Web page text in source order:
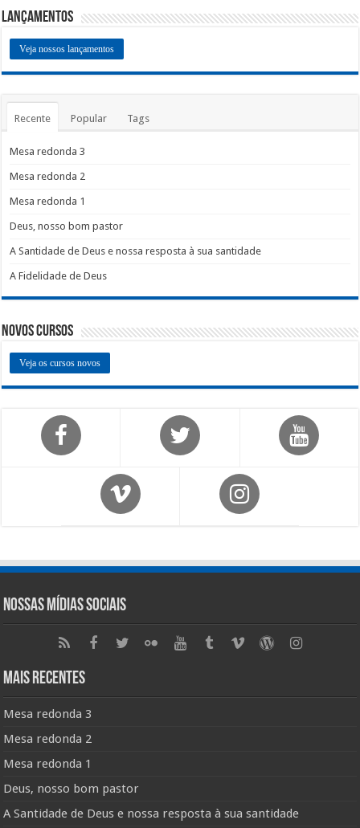
Lançamentos
Veja nossos lançamentos
Recente Popular Tags
Mesa redonda 3
Mesa redonda 2
Mesa redonda 1
Deus, nosso bom pastor
A Santidade de Deus e nossa resposta à sua santidade
A Fidelidade de Deus
Novos Cursos
Veja os cursos novos
Nossas Mídias Sociais
Mais Recentes
Mesa redonda 3
Mesa redonda 2
Mesa redonda 1
Deus, nosso bom pastor
A Santidade de Deus e nossa resposta à sua santidade